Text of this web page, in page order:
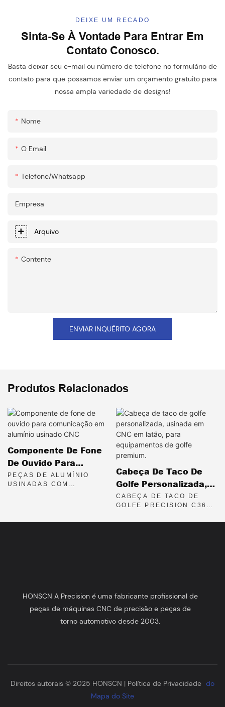
DEIXE UM RECADO
Sinta-Se À Vontade Para Entrar Em
Contato Conosco.
Basta deixar seu e-mail ou número de telefone no formulário de
contato para que possamos enviar um orçamento gratuito para
nossa ampla variedade de designs!
Nome
O Email
Telefone/whatsapp
Empresa
Arquivo
Contente
ENVIAR INQUÉRITO AGORA
Produtos Relacionados
Componente De Fone
De Ouvido Para
Comunicação Em
Alumínio Usinado CNC
PEÇAS DE ALUMÍNIO
USINADAS COM
Cabeça De Taco De
Golfe Personalizada,
Usinada Em CNC Em
Latão, Para
Equipamentos De
CABEÇA DE TACO DE
GOLFE PRECISION C3604
ACABAMENTO
HONSCN A Precision é uma fabricante profissional de
peças de máquinas CNC de precisão e peças de
torno automotivo desde 2003.
Direitos autorais © 2025 HONSCN | Política de Privacidade do
Mapa do Site